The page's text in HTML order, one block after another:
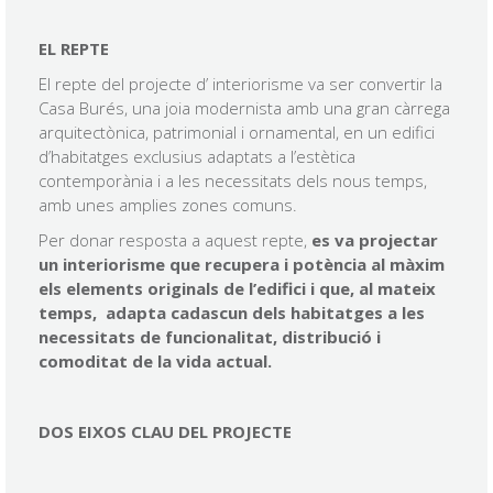
EL REPTE
El repte del projecte d’ interiorisme va ser convertir la
Casa Burés, una joia modernista amb una gran càrrega
arquitectònica, patrimonial i ornamental, en un edifici
d’habitatges exclusius adaptats a l’estètica
contemporània i a les necessitats dels nous temps,
amb unes amplies zones comuns.
Per donar resposta a aquest repte, es va projectar
un interiorisme que recupera i potència al màxim
els elements originals de l’edifici i que, al mateix
temps, adapta cadascun dels habitatges a les
necessitats de funcionalitat, distribució i
comoditat de la vida actual.
DOS EIXOS CLAU DEL PROJECTE